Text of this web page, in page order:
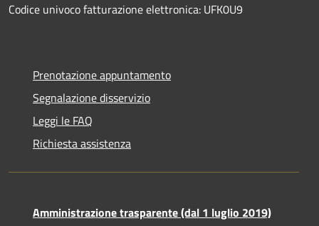
Codice univoco fatturazione elettronica: UFK0U9
Prenotazione appuntamento
Segnalazione disservizio
Leggi le FAQ
Richiesta assistenza
Amministrazione trasparente (dal 1 luglio 2019)